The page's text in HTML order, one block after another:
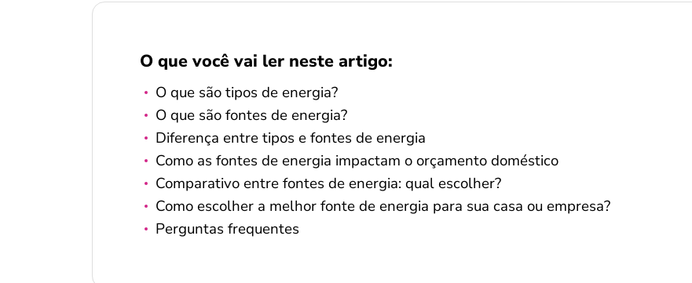
O que você vai ler neste artigo:
O que são tipos de energia?
O que são fontes de energia?
Diferença entre tipos e fontes de energia
Como as fontes de energia impactam o orçamento doméstico
Comparativo entre fontes de energia: qual escolher?
Como escolher a melhor fonte de energia para sua casa ou empresa?
Perguntas frequentes